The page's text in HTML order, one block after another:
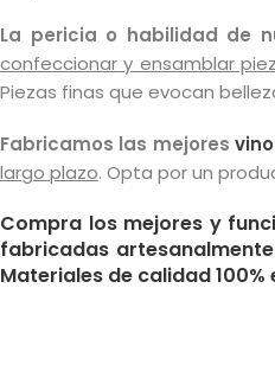
La pericia o habilidad de
confeccionar y ensamblar
Piezas finas que evocan
Fabricamos las mejores
largo plazo. Opta por un
Compra los mejores y
fabricadas
Materiales de calidad